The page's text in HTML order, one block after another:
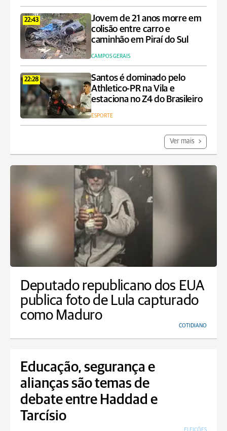
22:43
Jovem de 21 anos morre em
colisão entre carro e
caminhão em Piraí do Sul
CAMPOS GERAIS
22:28
Santos é dominado pelo
Athletico-PR na Vila e
estaciona no Z4 do Brasileiro
ESPORTE
Ver mais
Deputado republicano dos EUA
publica foto de Lula capturado
como Maduro
COTIDIANO
Educação, segurança e
alianças são temas de
debate entre Haddad e
Tarcísio
ELEIÇÕES